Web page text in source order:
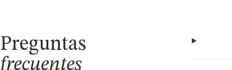
Preguntas
frecuentes